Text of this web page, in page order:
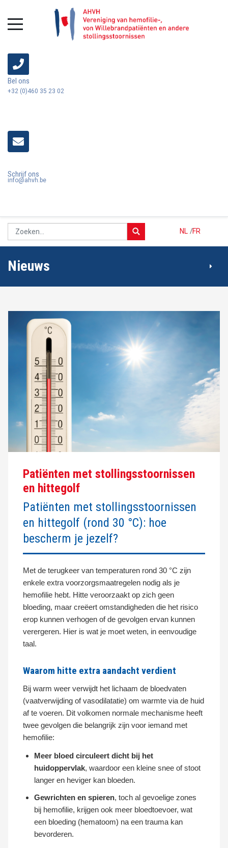
Bel ons
+32 (0)460 35 23 02
Schrijf ons
info@ahvh.be
NL FR
/
Nieuws
Patiënten met stollingsstoornissen
en hittegolf
Patiënten met stollingsstoornissen
en hittegolf (rond 30 °C): hoe
bescherm je jezelf?
Met de terugkeer van temperaturen rond 30 °C zijn
enkele extra voorzorgsmaatregelen nodig als je
hemofilie hebt. Hitte veroorzaakt op zich geen
bloeding, maar creëert omstandigheden die het risico
erop kunnen verhogen of de gevolgen ervan kunnen
verergeren. Hier is wat je moet weten, in eenvoudige
taal.
Waarom hitte extra aandacht verdient
Bij warm weer verwijdt het lichaam de bloedvaten
(vaatverwijding of vasodilatatie) om warmte via de huid
af te voeren. Dit volkomen normale mechanisme heeft
twee gevolgen die belangrijk zijn voor iemand met
hemofilie:
Meer bloed circuleert dicht bij het
huidoppervlak, waardoor een kleine snee of stoot
langer en heviger kan bloeden.
Gewrichten en spieren, toch al gevoelige zones
bij hemofilie, krijgen ook meer bloedtoevoer, wat
een bloeding (hematoom) na een trauma kan
bevorderen.